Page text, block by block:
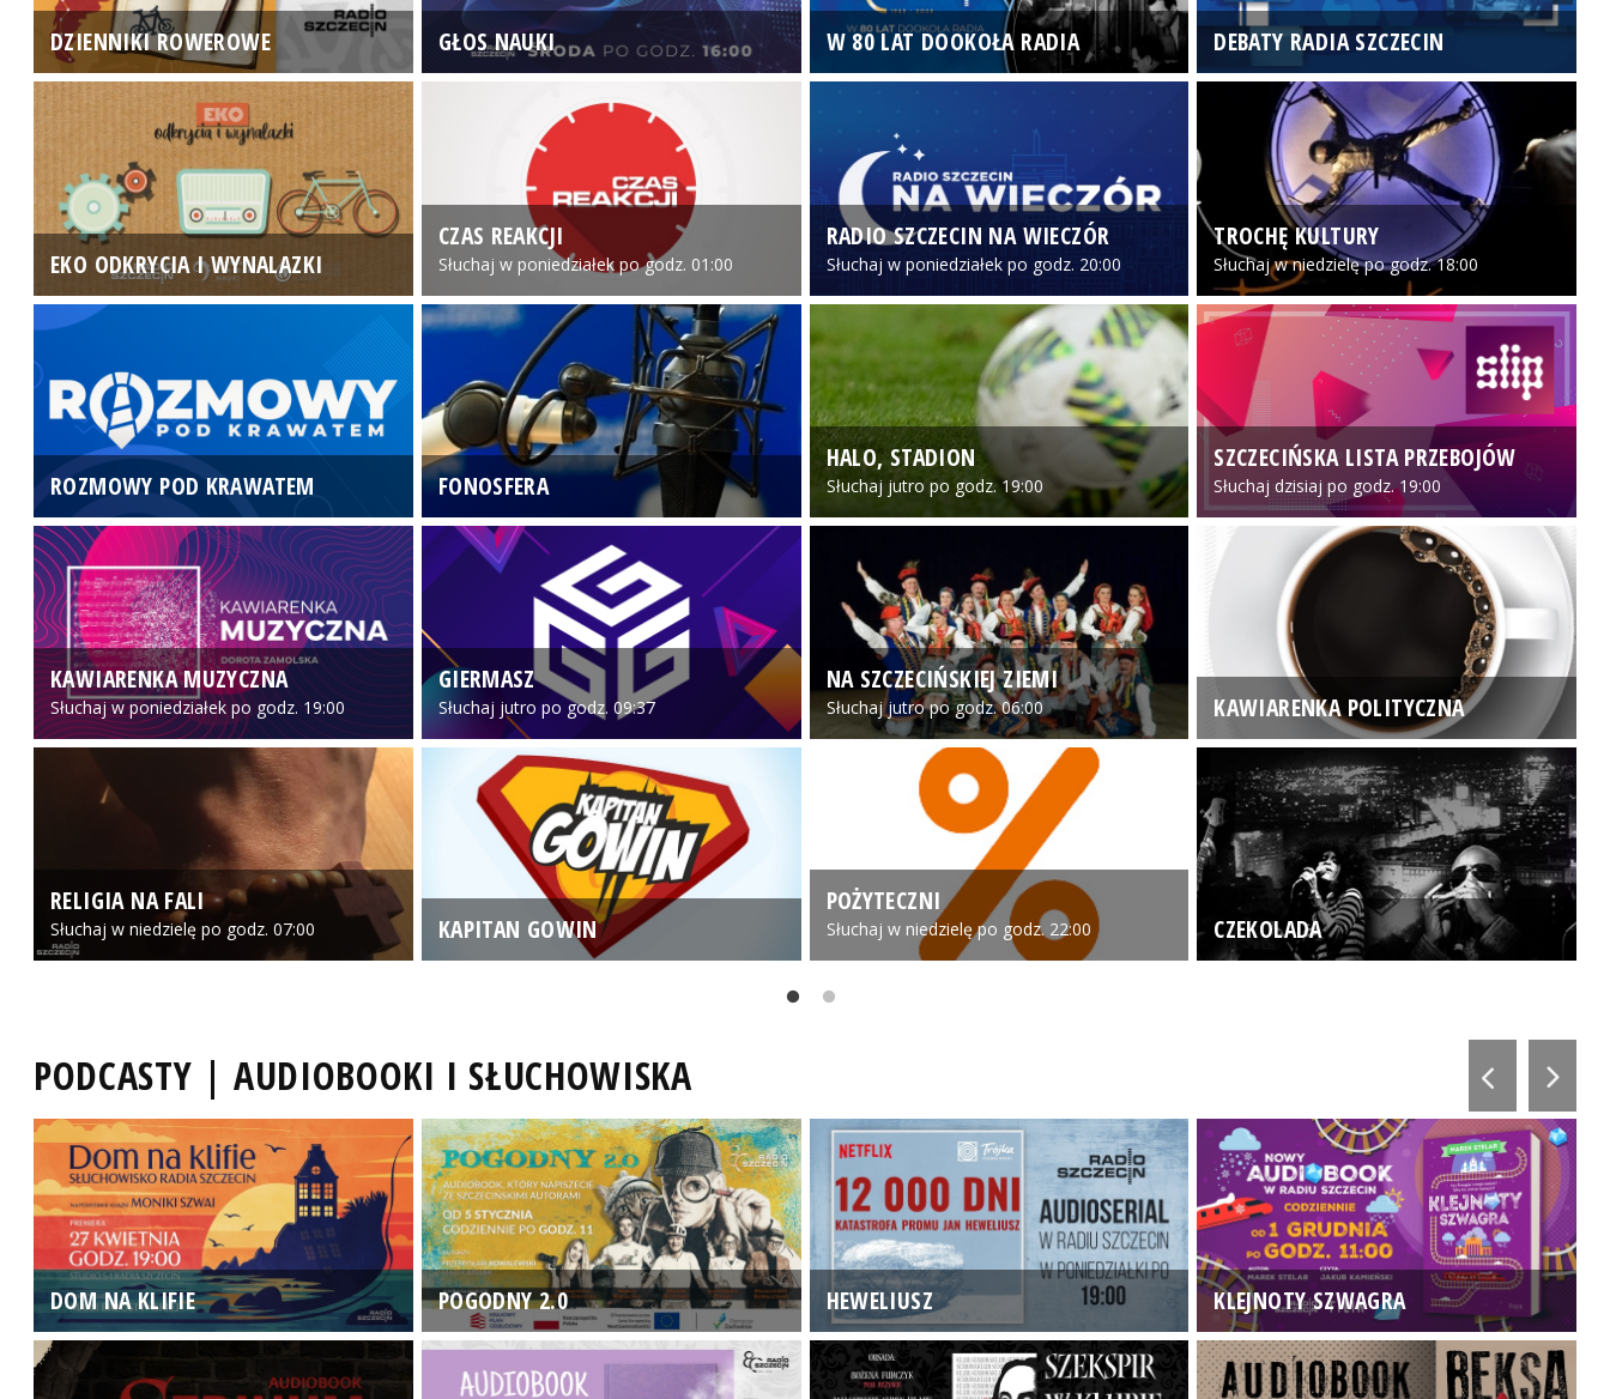
DZIENNIKI ROWEROWE GŁOS NAUKI W 80 LAT DOOKOŁA RADIA DEBATY RADIA SZCZECIN
EKO ODKRYCIA I WYNALAZKI
CZAS REAKCJI
Słuchaj w poniedziałek po godz. 01:00
RADIO SZCZECIN NA WIECZÓR
Słuchaj w poniedziałek po godz. 20:00
TROCHĘ KULTURY
Słuchaj w niedzielę po godz. 18:00
ROZMOWY POD KRAWATEM FONOSFERA
HALO, STADION
Słuchaj jutro po godz. 19:00
SZCZECIŃSKA LISTA PRZEBOJÓW
Słuchaj dzisiaj po godz. 19:00
KAWIARENKA MUZYCZNA
Słuchaj w poniedziałek po godz. 19:00
GIERMASZ
Słuchaj jutro po godz. 09:37
NA SZCZECIŃSKIEJ ZIEMI
Słuchaj jutro po godz. 06:00 KAWIARENKA POLITYCZNA
RELIGIA NA FALI
Słuchaj w niedzielę po godz. 07:00 KAPITAN GOWIN
POŻYTECZNI
Słuchaj w niedzielę po godz. 22:00 CZEKOLADA
PODCASTY | AUDIOBOOKI I SŁUCHOWISKA
DOM NA KLIFIE POGODNY 2.0 HEWELIUSZ KLEJNOTY SZWAGRA